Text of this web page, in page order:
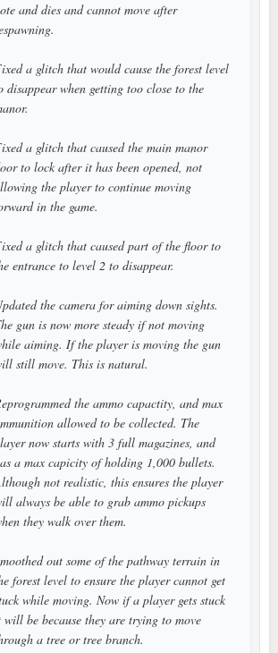
and dies and cannot move after
a glitch that would cause the forest level
disappear when getting too close to the
a glitch that caused the main manor
to lock after it has been opened, not
the player to continue moving
in the game.
a glitch that caused part of the floor to
entrance to level 2 to disappear.
the camera for aiming down sights.
gun is now more steady if not moving
aiming. If the player is moving the gun
still move. This is natural.
the ammo capactity, and max
allowed to be collected. The
now starts with 3 full magazines, and
a max capicity of holding 1,000 bullets.
not realistic, this ensures the player
always be able to grab ammo pickups
they walk over them.
out some of the pathway terrain in
forest level to ensure the player cannot get
while moving. Now if a player gets stuck
be because they are trying to move
a tree or tree branch.